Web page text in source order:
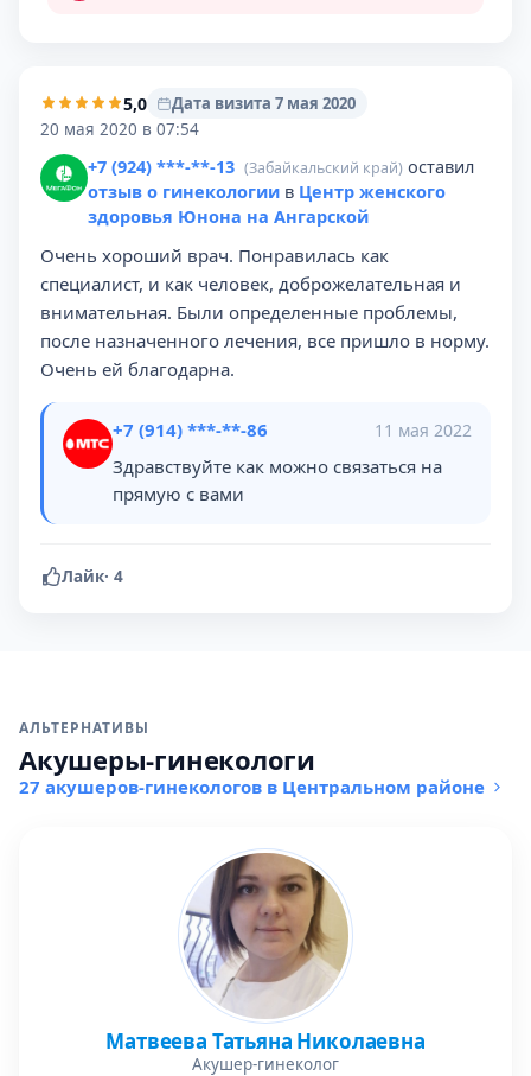
5,0
Дата визита 7 мая 2020
20 мая 2020 в 07:54
+7 (924) ***-**-13 (Забайкальский край) оставил
отзыв о гинекологии в Центр женского
здоровья Юнона на Ангарской
Очень хороший врач. Понравилась как
специалист, и как человек, доброжелательная и
внимательная. Были определенные проблемы,
после назначенного лечения, все пришло в норму.
Очень ей благодарна.
+7 (914) ***-**-86 11 мая 2022
Здравствуйте как можно связаться на
прямую с вами
Лайк· 4
АЛЬТЕРНАТИВЫ
Акушеры-гинекологи
27 акушеров-гинекологов в Центральном районе
Матвеева Татьяна Николаевна
Акушер-гинеколог